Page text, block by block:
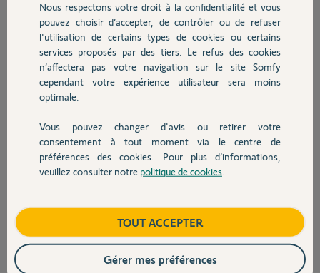
Chauffage
Autres produits
Devis avec un pro
Contact
Gilles T.
il y a presque 11 ans
Participer au fil de discussion
Bonjour Gilles,
Je vous ai envoyé un message privé afin de procéder au retour de votre
boîtier électronique.
il y a presque 11 ans
Nous respectons votre droit à la confidentialité et vous
pouvez choisir d’accepter, de contrôler ou de refuser
l'utilisation de certains types de cookies ou certains
services proposés par des tiers. Le refus des cookies
n’affectera pas votre navigation sur le site Somfy
cependant votre expérience utilisateur sera moins
optimale.
Vous pouvez changer d'avis ou retirer votre
consentement à tout moment via le centre de
préférences des cookies. Pour plus d’informations,
veuillez consulter notre politique de cookies
TOUT ACCEPTER
Gérer mes préférences